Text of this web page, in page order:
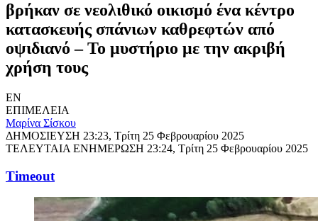
βρήκαν σε νεολιθικό οικισμό ένα κέντρο
κατασκευής σπάνιων καθρεφτών από
οψιδιανό – Το μυστήριο με την ακριβή
χρήση τους
EN
ΕΠΙΜΕΛΕΙΑ
Μαρίνα Σίσκου
ΔΗΜΟΣΙΕΥΣΗ 23:23, Τρίτη 25 Φεβρουαρίου 2025
ΤΕΛΕΥΤΑΙΑ ΕΝΗΜΕΡΩΣΗ 23:24, Τρίτη 25 Φεβρουαρίου 2025
Timeout